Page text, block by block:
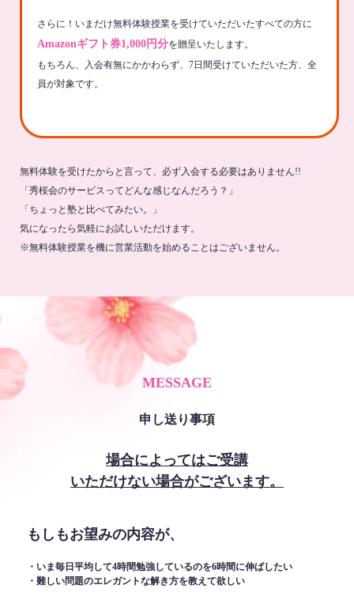
さらに！いまだけ無料体験授業を受けていただいたすべての方に
Amazonギフト券1,000円分を贈呈いたします。
もちろん、入会有無にかかわらず、7日間受けていただいた方、全
員が対象です。
無料体験を受けたからと言って、必ず入会する必要はありません!!
「秀桜会のサービスってどんな感じなんだろう？」
「ちょっと塾と比べてみたい。」
気になったら気軽にお試しいただけます。
※無料体験授業を機に営業活動を始めることはございません。
MESSAGE
申し送り事項
場合によってはご受講
いただけない場合がございます。
もしもお望みの内容が、
・いま毎日平均して4時間勉強しているのを6時間に伸ばしたい
・難しい問題のエレガントな解き方を教えて欲しい